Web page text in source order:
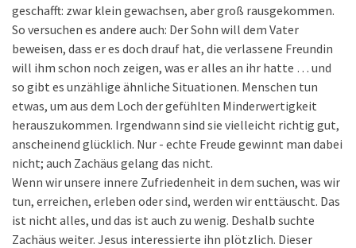
geschafft: zwar klein gewachsen, aber groß rausgekommen.
So versuchen es andere auch: Der Sohn will dem Vater
beweisen, dass er es doch drauf hat, die verlassene Freundin
will ihm schon noch zeigen, was er alles an ihr hatte … und
so gibt es unzählige ähnliche Situationen. Menschen tun
etwas, um aus dem Loch der gefühlten Minderwertigkeit
herauszukommen. Irgendwann sind sie vielleicht richtig gut,
anscheinend glücklich. Nur - echte Freude gewinnt man dabei
nicht; auch Zachäus gelang das nicht.
Wenn wir unsere innere Zufriedenheit in dem suchen, was wir
tun, erreichen, erleben oder sind, werden wir enttäuscht. Das
ist nicht alles, und das ist auch zu wenig. Deshalb suchte
Zachäus weiter. Jesus interessierte ihn plötzlich. Dieser